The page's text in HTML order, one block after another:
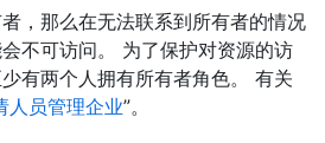
，那么在无法联系到所有者的情况
不可访问。 为了保护对资源的访
有两个人拥有所有者角色。 有关
人员管理企业”。